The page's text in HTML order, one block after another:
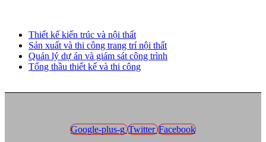
Thiết kế kiến trúc và nội thất
Sản xuất và thi công trang trí nội thất
Quản lý dự án và giám sát công trình
Tổng thầu thiết kế và thi công
Google-plus-g Twitter Facebook